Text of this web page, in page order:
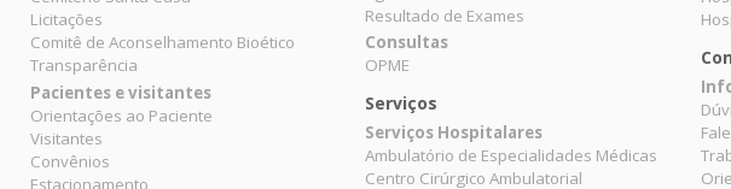
Licitações
Comitê de Aconselhamento Bioético
Transparência
Pacientes e visitantes
Orientações ao Paciente
Visitantes
Convênios
Estacionamento
Resultado de Exames
Consultas
OPME
Serviços
Serviços Hospitalares
Ambulatório de Especialidades Médicas
Centro Cirúrgico Ambulatorial